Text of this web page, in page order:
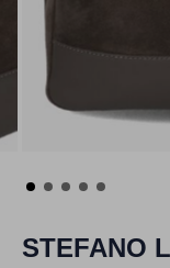
STEFANO